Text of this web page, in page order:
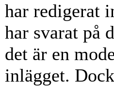
har redigerat
har svarat på
det är en
inlägget.